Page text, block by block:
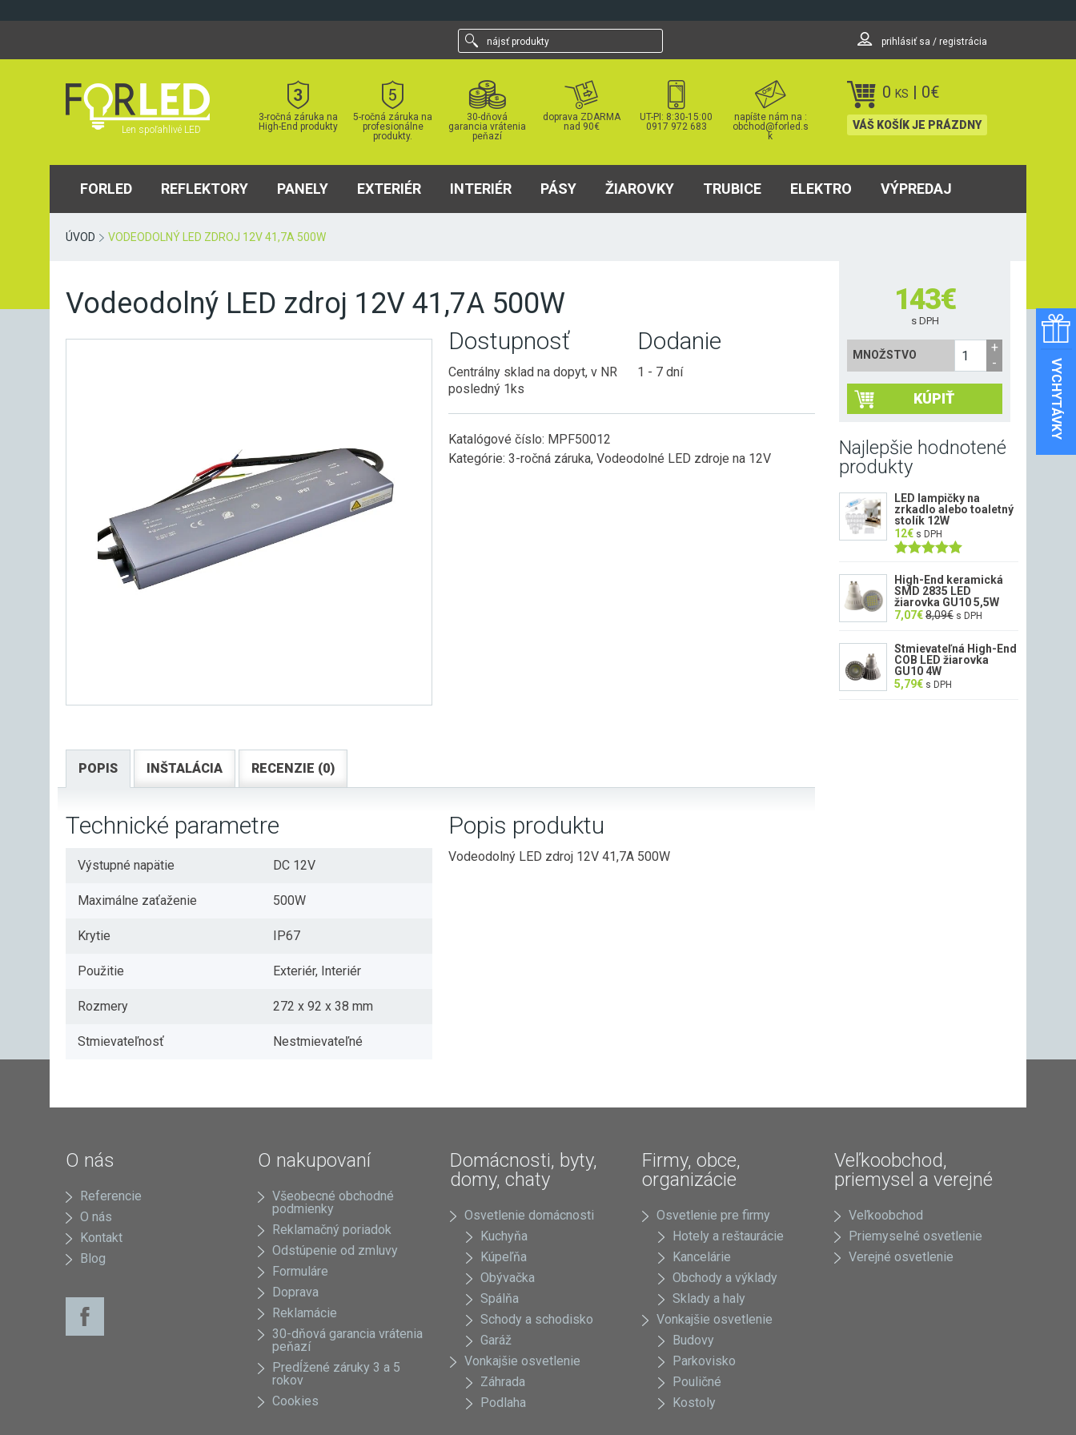
VYCHYTÁVKY
to
nájsť
produkty
prihlásiť sa / registrácia
Len spoľahlivé LED
3-ročná záruka na
High-End produkty
5-ročná záruka na
profesionálne
produkty.
30-dňová
garancia vrátenia
peňazí
doprava ZDARMA
nad 90€
UT-PI: 8:30-15:00
0917 972 683
napíšte nám na :
obchod@forled.s
k
0 KS | 0€
VÁŠ KOŠÍK JE PRÁZDNY
FORLED REFLEKTORY PANELY EXTERIÉR INTERIÉR PÁSY ŽIAROVKY TRUBICE ELEKTRO VÝPREDAJ
ÚVOD VODEODOLNÝ LED ZDROJ 12V 41,7A 500W
Vodeodolný LED zdroj 12V 41,7A 500W
Dostupnosť
Centrálny sklad na dopyt, v NR
posledný 1ks
Dodanie
1 - 7 dní
Katalógové číslo: MPF50012
Kategórie: 3-ročná záruka, Vodeodolné LED zdroje na 12V
143€
s DPH
MNOŽSTVO
KÚPIŤ
Najlepšie hodnotené
produkty
LED lampičky na
zrkadlo alebo toaletný
stolík 12W
12€ s DPH
5.00z 5
High-End keramická
SMD 2835 LED
žiarovka GU10 5,5W
7,07€8,09€ s DPH
Stmievateľná High-End
COB LED žiarovka
GU10 4W
5,79€ s DPH
POPIS INŠTALÁCIA RECENZIE (0)
Technické parametre
Výstupné napätie DC 12V
Maximálne zaťaženie 500W
Krytie IP67
Použitie Exteriér, Interiér
Rozmery 272 x 92 x 38 mm
Stmievateľnosť Nestmievateľné
Popis produktu
Vodeodolný LED zdroj 12V 41,7A 500W
O nás
Referencie
O nás
Kontakt
Blog
O nakupovaní
Všeobecné obchodné
podmienky
Reklamačný poriadok
Odstúpenie od zmluvy
Formuláre
Doprava
Reklamácie
30-dňová garancia vrátenia
peňazí
Predĺžené záruky 3 a 5
rokov
Cookies
Domácnosti, byty,
domy, chaty
Osvetlenie domácnosti
Kuchyňa
Kúpeľňa
Obývačka
Spálňa
Schody a schodisko
Garáž
Vonkajšie osvetlenie
Záhrada
Podlaha
Firmy, obce,
organizácie
Osvetlenie pre firmy
Hotely a reštaurácie
Kancelárie
Obchody a výklady
Sklady a haly
Vonkajšie osvetlenie
Budovy
Parkovisko
Pouličné
Kostoly
Veľkoobchod,
priemysel a verejné
Veľkoobchod
Priemyselné osvetlenie
Verejné osvetlenie